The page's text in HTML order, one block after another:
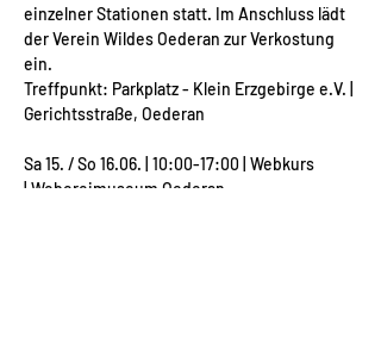
einzelner Stationen statt. Im Anschluss lädt
der Verein Wildes Oederan zur Verkostung
ein.
Treffpunkt: Parkplatz - Klein Erzgebirge e.V. |
Gerichtsstraße, Oederan
Sa 15. / So 16.06. | 10:00-17:00 | Webkurs
| Webereimuseum Oederan